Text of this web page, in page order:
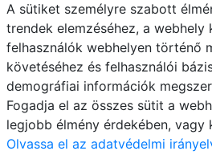
Süti (cookie)
E-mail Telefonkönyv
A sütiket személyre szabott
trendek elemzéséhez, a webhely
felhasználók webhelyen történő
követéséhez és felhasználói
demográfiai információk
Fogadja el az összes sütit a
legjobb élmény érdekében, vagy
Olvassa el az adatvédelmi